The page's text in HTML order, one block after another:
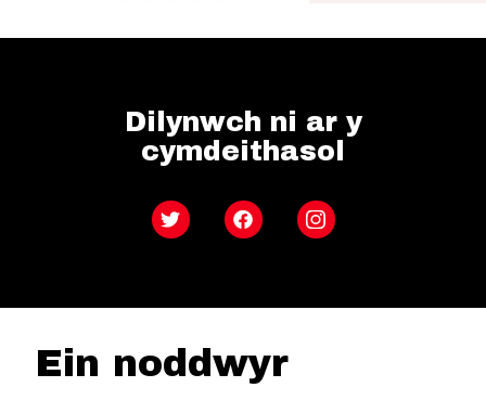
Dilynwch ni ar y
cymdeithasol
Twitter FacebookInstagram
Ein noddwyr